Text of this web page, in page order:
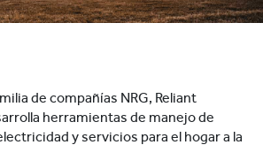
de compañías NRG, Reliant
herramientas de manejo de
y servicios para el hogar a la